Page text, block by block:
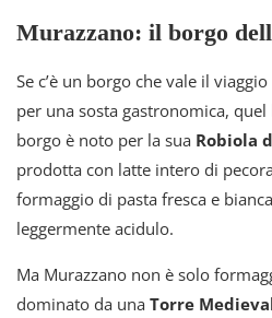
Murazzano: il borgo
Se c’è un borgo che vale il
per una sosta gastronomica, quel
borgo è noto per la sua Robiola
prodotta con latte intero di
formaggio di pasta fresca e
leggermente acidulo.
Ma Murazzano non è solo
dominato da una Torre